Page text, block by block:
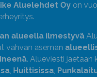
Aluelehdet Oy on
alueella ilmestyvä
vahvan aseman
. Alueviesti jaetaan
, Huittisissa,